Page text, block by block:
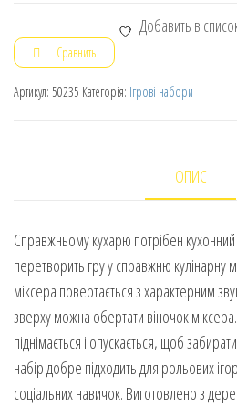
Добавить в
Сравнить
Артикул: 50235 Категорія: Ігрові набори
ОПИС
Справжньому кухарю потрібен кухонний
перетворить гру у справжню кулінарну
міксера повертається з характерним
зверху можна обертати віночок
піднімається і опускається, щоб
набір добре підходить для рольових
соціальних навичок. Виготовлено з